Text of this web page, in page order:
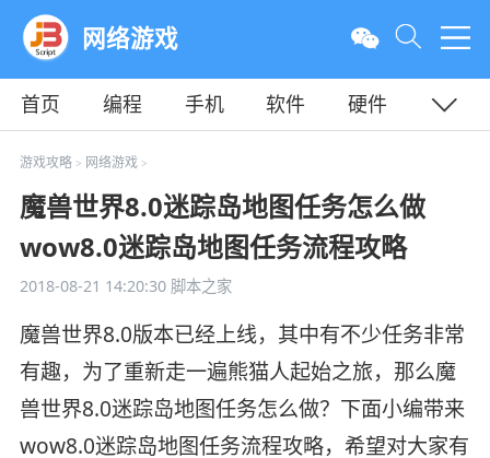
网络游戏
首页 编程 手机 软件
硬件
教程
平面
游戏攻略> 网络游戏>
魔兽世界8.0迷踪岛地图任务怎么做
wow8.0迷踪岛地图任务流程攻略
2018-08-21 14:20:30脚本之家
魔兽世界8.0版本已经上线，其中有不少任务非常
有趣，为了重新走一遍熊猫人起始之旅，那么魔
兽世界8.0迷踪岛地图任务怎么做？下面小编带来
wow8.0迷踪岛地图任务流程攻略，希望对大家有